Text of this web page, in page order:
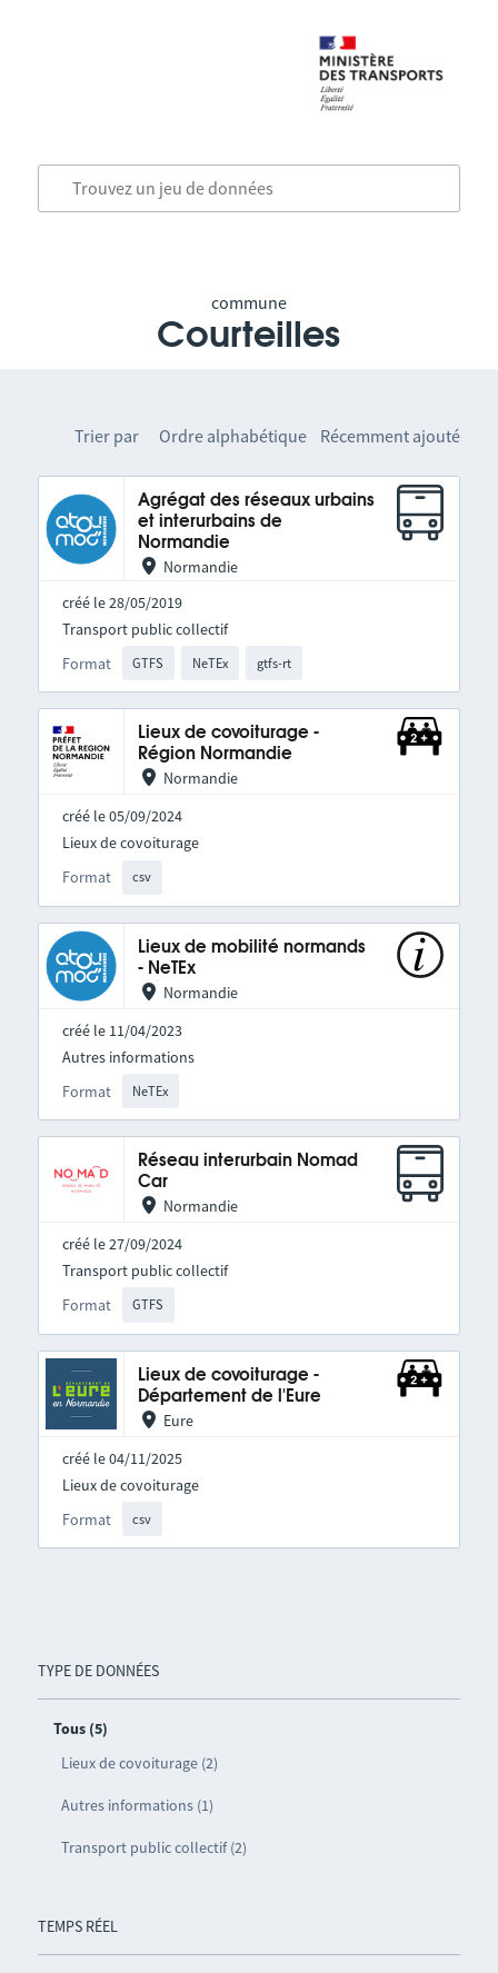
commune
Courteilles
TYPE DE DONNÉES
Tous (5)
Lieux de covoiturage (2)
Autres informations (1)
Transport public collectif (2)
TEMPS RÉEL
Trier par Ordre alphabétique Récemment ajouté
Agrégat des réseaux urbains
et interurbains de
Normandie
Normandie
créé le 28/05/2019
Format GTFS NeTEx gtfs-rt
Transport public collectif
Lieux de covoiturage -
Région Normandie
Normandie
créé le 05/09/2024
Format csv
Lieux de covoiturage
Lieux de mobilité normands
- NeTEx
Normandie
créé le 11/04/2023
Format NeTEx
Autres informations
Réseau interurbain Nomad
Car
Normandie
créé le 27/09/2024
Format GTFS
Transport public collectif
Lieux de covoiturage -
Département de l'Eure
Eure
créé le 04/11/2025
Format csv
Lieux de covoiturage